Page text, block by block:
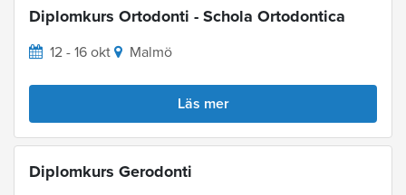
Diplomkurs Ortodonti - Schola Ortodontica
12 - 16 okt Malmö
Läs mer
Diplomkurs Gerodonti